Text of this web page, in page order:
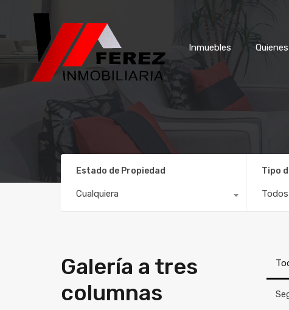
Inmuebles
Estado de Propiedad
Cualquiera
Tipo
Galería a tres
columnas